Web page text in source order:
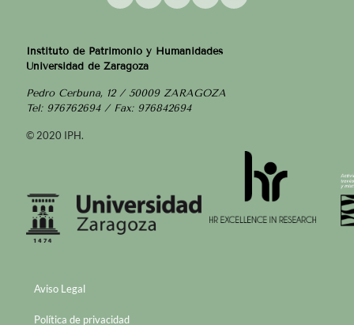
Instituto de Patrimonio y Humanidades
Universidad de Zaragoza
Pedro Cerbuna, 12 / 50009 ZARAGOZA
Tel: 976762694 / Fax: 976842694
© 2020 IPH.
Aviso Legal
Política de privacidad